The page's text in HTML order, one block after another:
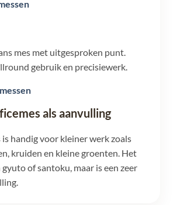
mes met uitgesproken punt.
gebruik en precisiewerk.
als aanvulling
is handig voor kleiner werk zoals
kruiden en kleine groenten. Het
of santoku, maar is een zeer